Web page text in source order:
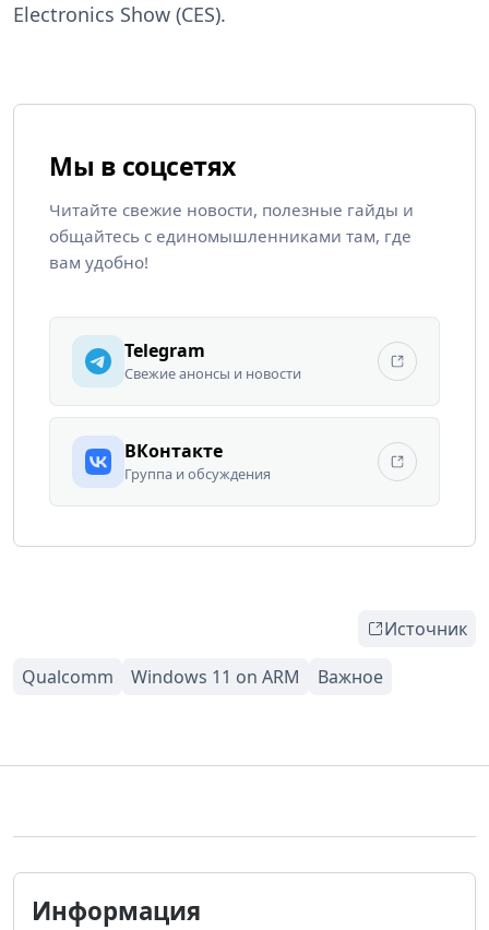
Electronics Show (CES).
Мы в соцсетях
Читайте свежие новости, полезные гайды и
общайтесь с единомышленниками там, где
вам удобно!
Telegram
Свежие анонсы и новости
ВКонтакте
Группа и обсуждения
Источник
Информация